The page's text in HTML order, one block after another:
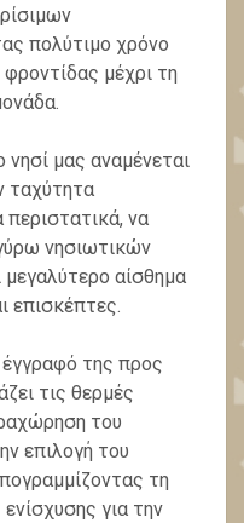
πολύτιμο χρόνο
μέχρι τη
νησί μας αναμένεται
ταχύτητα
να
νησιωτικών
αίσθημα
επισκέπτες.
της προς
τις θερμές
του
επιλογή του
τη
για την